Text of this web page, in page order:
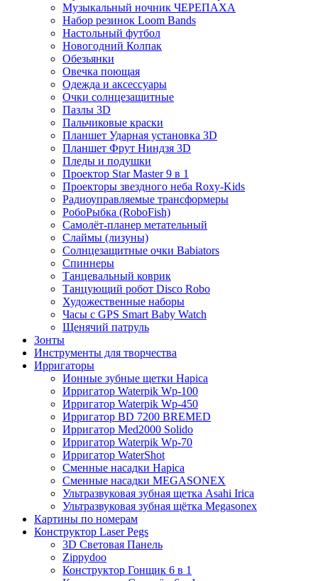
Музыкальный ночник ЧЕРЕПАХА
Набор резинок Loom Bands
Настольный футбол
Новогодний Колпак
Обезьянки
Овечка поющая
Одежда и аксессуары
Очки солнцезащитные
Пазлы 3D
Пальчиковые краски
Планшет Ударная установка 3D
Планшет Фрут Ниндзя 3D
Пледы и подушки
Проектор Star Master 9 в 1
Проекторы звездного неба Roxy-Kids
Радиоуправляемые трансформеры
РобоРыбка (RoboFish)
Самолёт-планер метательный
Слаймы (лизуны)
Солнцезащитные очки Babiators
Спиннеры
Танцевальный коврик
Танцующий робот Disco Robo
Художественные наборы
Часы с GPS Smart Baby Watch
Щенячий патруль
Зонты
Инструменты для творчества
Ирригаторы
Ионные зубные щетки Hapica
Ирригатор Waterpik Wp-100
Ирригатор Waterpik Wp-450
Ирригатор BD 7200 BREMED
Ирригатор Med2000 Solido
Ирригатор Waterpik Wp-70
Ирригатор WaterShot
Сменные насадки Hapica
Сменные насадки MEGASONEX
Ультразвуковая зубная щетка Asahi Irica
Ультразвуковая зубная щётка Megasonex
Картины по номерам
Конструктор Laser Pegs
3D Световая Панель
Zippydoo
Конструктор Гонщик 6 в 1